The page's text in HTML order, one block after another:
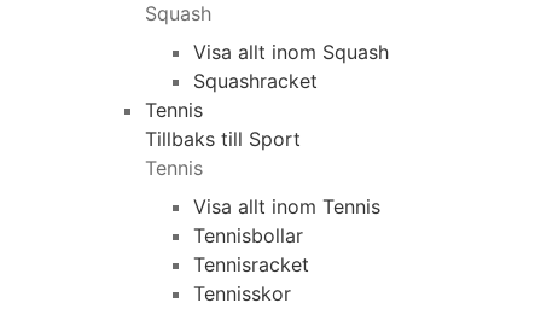
Squash
Visa allt inom Squash
Squashracket
Tennis
Tillbaks till Sport
Tennis
Visa allt inom Tennis
Tennisbollar
Tennisracket
Tennisskor